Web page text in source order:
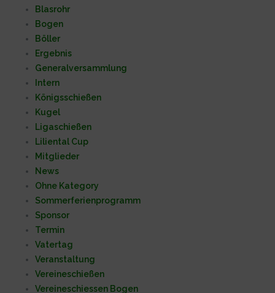
Blasrohr
Bogen
Böller
Ergebnis
Generalversammlung
Intern
Königsschießen
Kugel
Ligaschießen
Liliental Cup
Mitglieder
News
Ohne Kategory
Sommerferienprogramm
Sponsor
Termin
Vatertag
Veranstaltung
Vereineschießen
Vereineschiessen Bogen